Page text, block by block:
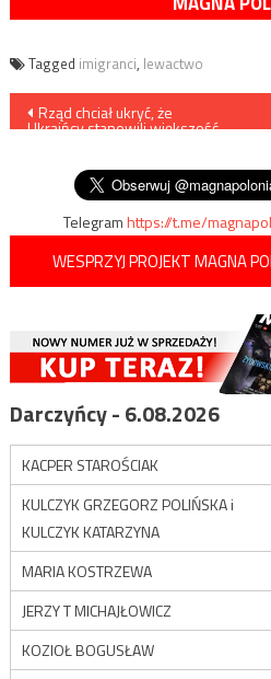
Tagged imigranci, lewactwo
Nawigacja
Rząd chciał ukryć, że
Ukraińcy stanowili większość
Telegramhttps://t.me/
WESPRZYJ PROJEKT MAGNA
Darczyńcy - 6.08.2026
KACPER STAROŚCIAK
KULCZYK GRZEGORZ POLIŃSKA i
KULCZYK KATARZYNA
MARIA KOSTRZEWA
JERZY T MICHAJŁOWICZ
KOZIOŁ BOGUSŁAW